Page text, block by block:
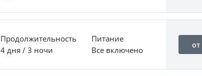
Продолжительность
4 дня / 3 ночи
Питание
Все включено
от